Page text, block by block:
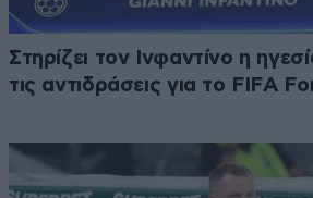
Στηρίζει τον Ινφαντίνο η
τις αντιδράσεις για το FIFA